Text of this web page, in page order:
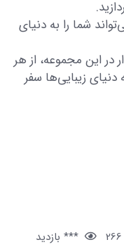
شما را به دنیای
این مجموعه، از هر
زیبایی‌ها سفر
*** بازدید